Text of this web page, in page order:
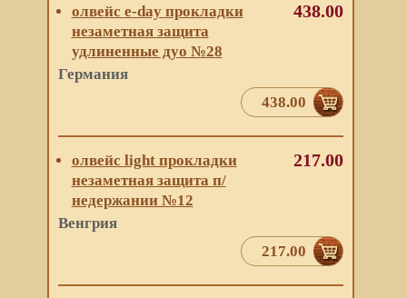
олвейс e-day прокладки
незаметная защита
удлиненные дуо №28
Германия
438.00
438.00
олвейс light прокладки
незаметная защита п/
недержании №12
Венгрия
217.00
217.00